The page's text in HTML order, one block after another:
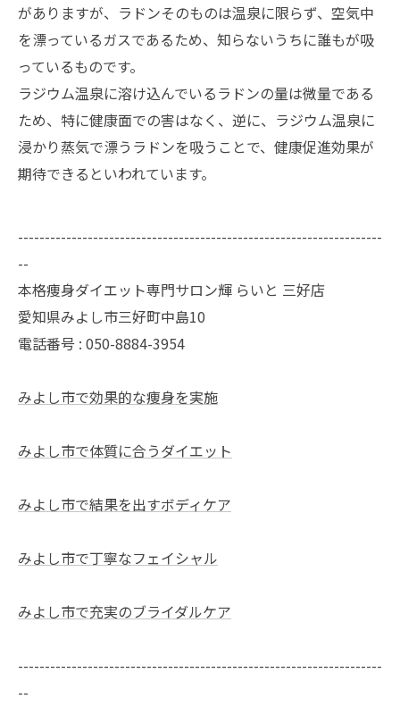
がありますが、ラドンそのものは温泉に限らず、空気中
を漂っているガスであるため、知らないうちに誰もが吸
っているものです。
ラジウム温泉に溶け込んでいるラドンの量は微量である
ため、特に健康面での害はなく、逆に、ラジウム温泉に
浸かり蒸気で漂うラドンを吸うことで、健康促進効果が
期待できるといわれています。
--------------------------------------------------------------------
--
本格痩身ダイエット専門サロン輝 らいと 三好店
愛知県みよし市三好町中島10
電話番号 : 050-8884-3954
みよし市で効果的な痩身を実施
みよし市で体質に合うダイエット
みよし市で結果を出すボディケア
みよし市で丁寧なフェイシャル
みよし市で充実のブライダルケア
--------------------------------------------------------------------
--